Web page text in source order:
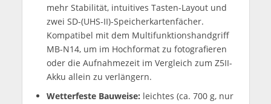
mehr Stabilität, intuitives Tasten-Layout und
zwei SD-(UHS-II)-Speicherkartenfächer.
Kompatibel mit dem Multifunktionshandgriff
MB-N14, um im Hochformat zu fotografieren
oder die Aufnahmezeit im Vergleich zum Z5II-
Akku allein zu verlängern.
Wetterfeste Bauweise: leichtes (ca. 700 g, nur